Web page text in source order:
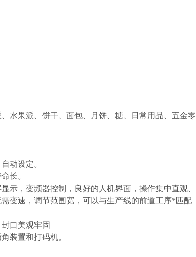
水果派、饼干、面包、月饼、糖、日常用品、五金
动设定。
长。
示，变频器控制，良好的人机界面，操作集中直观、
变速，调节范围宽，可以与生产线的前道工序*匹配
口美观牢固
装置和打码机。